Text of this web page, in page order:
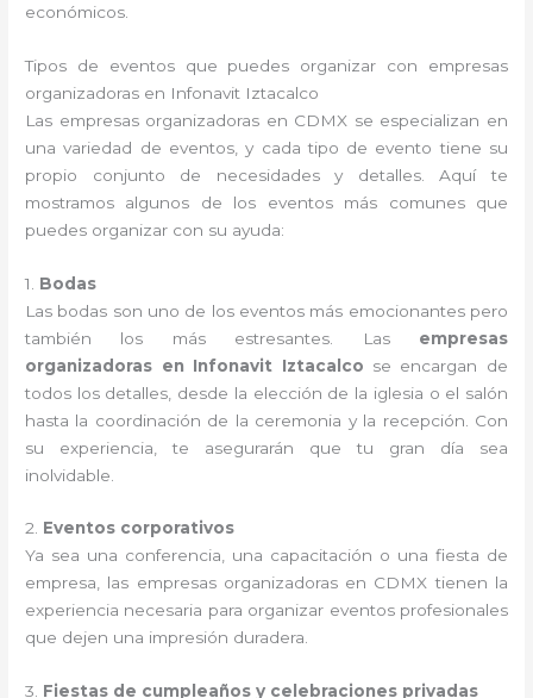
económicos.
Tipos de eventos que puedes organizar con empresas
organizadoras en Infonavit Iztacalco
Las empresas organizadoras en CDMX se especializan en
una variedad de eventos, y cada tipo de evento tiene su
propio conjunto de necesidades y detalles. Aquí te
mostramos algunos de los eventos más comunes que
puedes organizar con su ayuda:
1. Bodas
Las bodas son uno de los eventos más emocionantes pero
también los más estresantes. Las empresas
organizadoras en Infonavit Iztacalco se encargan de
todos los detalles, desde la elección de la iglesia o el salón
hasta la coordinación de la ceremonia y la recepción. Con
su experiencia, te asegurarán que tu gran día sea
inolvidable.
2. Eventos corporativos
Ya sea una conferencia, una capacitación o una fiesta de
empresa, las empresas organizadoras en CDMX tienen la
experiencia necesaria para organizar eventos profesionales
que dejen una impresión duradera.
3. Fiestas de cumpleaños y celebraciones privadas